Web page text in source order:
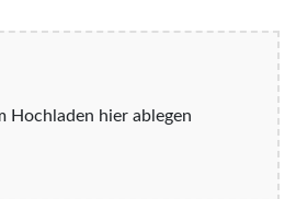
Hochladen hier ablegen